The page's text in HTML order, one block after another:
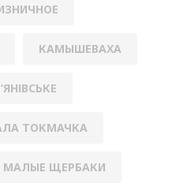
КАМЫШЕВАХА
ТОКМАЧКА
МАЛЫЕ ЩЕРБАКИ